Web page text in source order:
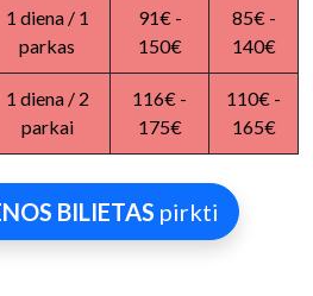
1 diena / 1
parkas
91€ -
150€
85€ -
140€
1 diena / 2
parkai
116€ -
175€
110€ -
165€
BILIETAS pirkti